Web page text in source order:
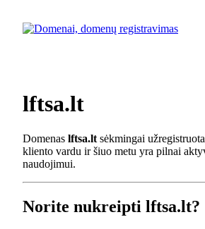
lftsa.lt
Domenas lftsa.lt sėkmingai
kliento vardu ir šiuo metu yra pilnai
naudojimui.
Norite nukreipti lftsa.lt?